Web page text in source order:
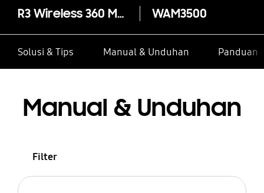
R3 Wireless 360 Multiroom Speaker WAM3500
Solusi & Tips Manual & Unduhan Panduan
Manual & Unduhan
Filter